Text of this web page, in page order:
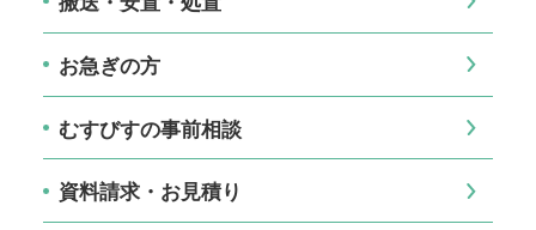
お急ぎの方
むすびすの事前相談
資料請求・お見積り